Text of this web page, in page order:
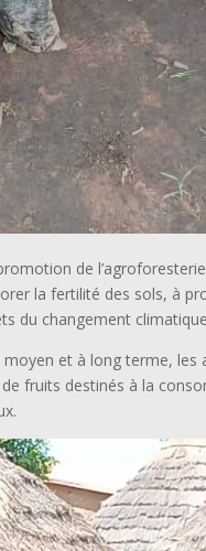
de
la fertilité des sols, à
du changement
et à long terme, les
fruits destinés à la